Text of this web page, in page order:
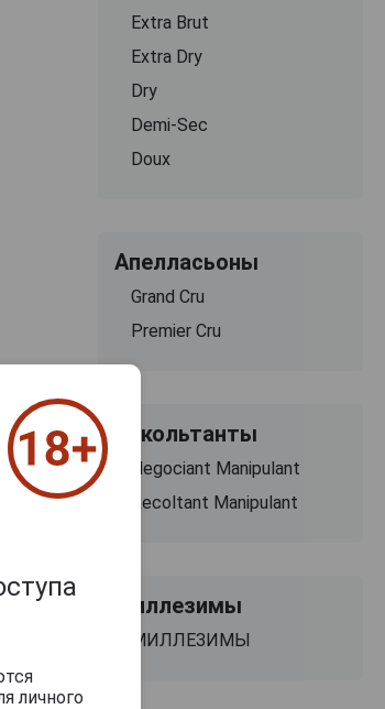
Extra Brut
Extra Dry
Dry
Demi-Sec
Doux
Апелласьоны
Grand Cru
Premier Cru
Рекольтанты
Negociant Manipulant
Recoltant Manipulant
Миллезимы
МИЛЛЕЗИМЫ
личного